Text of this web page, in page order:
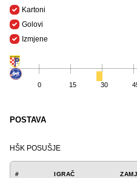
Kartoni
Golovi
Izmjene
0 15 30
POSTAVA
HŠK POSUŠJE
# IGRAČ